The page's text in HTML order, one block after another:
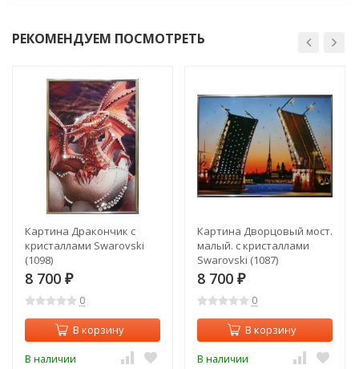
РЕКОМЕНДУЕМ ПОСМОТРЕТЬ
Картина Дракончик с
кристаллами Swarovski
(1098)
8 700 ₽
0
В корзину
В наличии
Картина Дворцовый мост.
малый. с кристаллами
Swarovski (1087)
8 700 ₽
0
В корзину
В наличии